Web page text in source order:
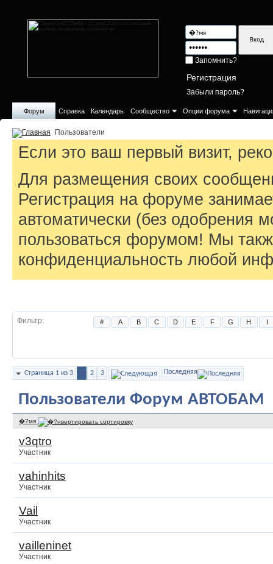
Запомнить?
Регистрация
Забыли пароль?
Форум Справка Календарь Сообщество Опции форума
Пользователи
Если это ваш первый визит,
Для размещения своих
Регистрация на форуме
автоматически (без одобрения
пользоваться форумом! Мы
конфиденциальность любой
Фильтр # A B C D E F G H I
Страница 1 из 3 2 3 Последняя
Пользователи Форум АВТОБАМ
�?мя
v3qtro
Участник
vahinhits
Участник
Vail
Участник
vailleninet
Участник